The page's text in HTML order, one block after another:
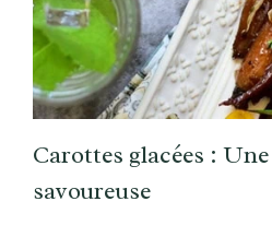
Carottes glacées :
savoureuse